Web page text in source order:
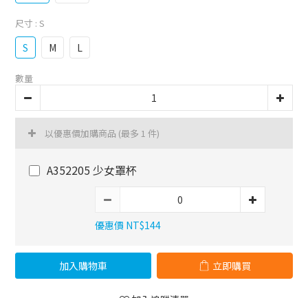
尺寸 : S
S M L
數量
以優惠價加購商品 (最多 1 件)
A352205 少女罩杯
優惠價 NT$144
加入購物車 立即購買